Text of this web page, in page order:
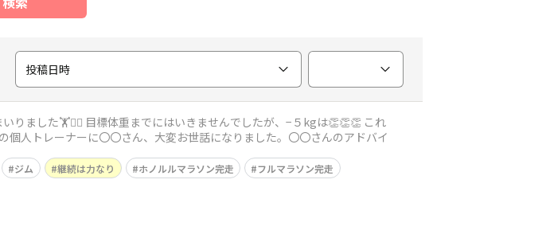
投稿日時
たが、−５kgは👏👏👏 これ
灸整骨院」に復活して頑張るぞ💪 ライザップの個人トレーナーに〇〇さん、大変お世話になりました。〇〇さんのアドバイ
ジム 継続は力なり ホノルルマラソン完走
フルマラソン完走